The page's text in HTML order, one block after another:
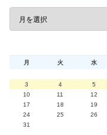
月 火 水
3
4 5
10
11 12
17
18 19
24
25 26
31